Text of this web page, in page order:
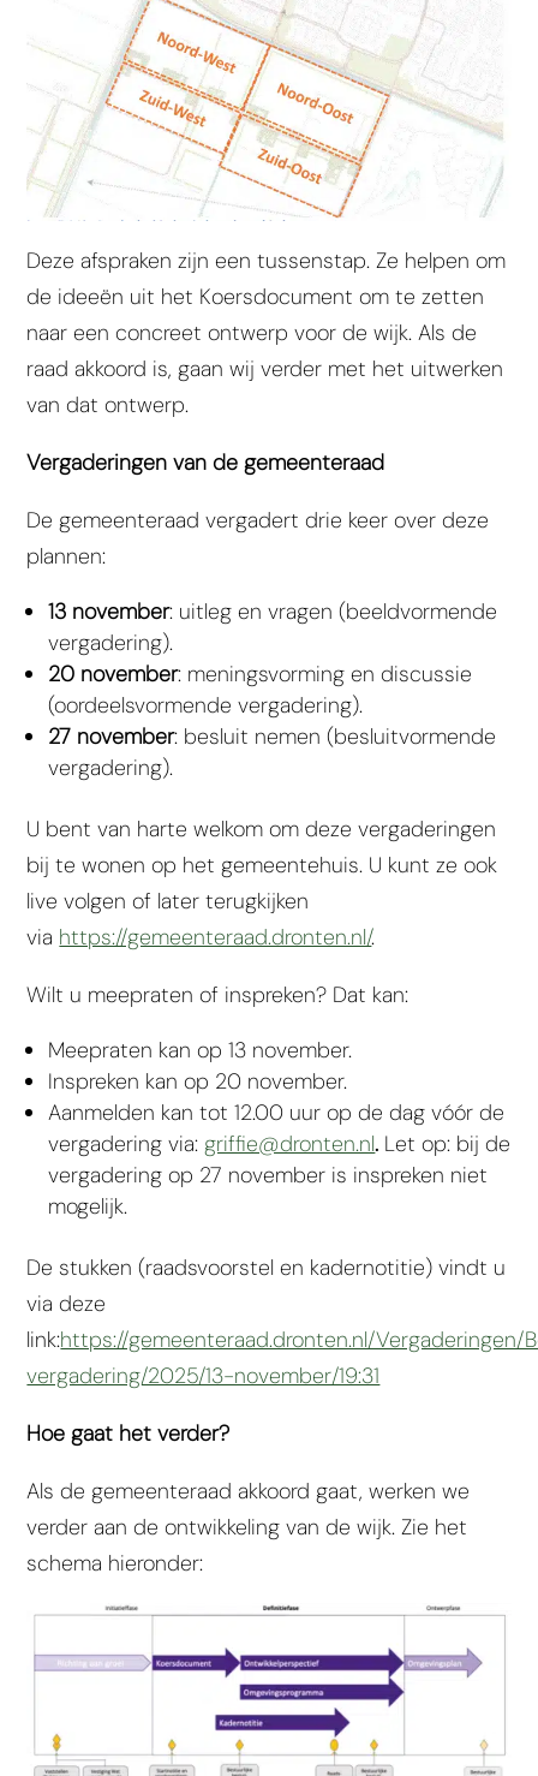
Deze afspraken zijn een tussenstap. Ze helpen om
de ideeën uit het Koersdocument om te zetten
naar een concreet ontwerp voor de wijk. Als de
raad akkoord is, gaan wij verder met het uitwerken
van dat ontwerp.
Vergaderingen van de gemeenteraad
De gemeenteraad vergadert drie keer over deze
plannen:
13 november: uitleg en vragen (beeldvormende
vergadering).
20 november: meningsvorming en discussie
(oordeelsvormende vergadering).
27 november: besluit nemen (besluitvormende
vergadering).
U bent van harte welkom om deze vergaderingen
bij te wonen op het gemeentehuis. U kunt ze ook
live volgen of later terugkijken
via https://gemeenteraad.dronten.nl/.
Wilt u meepraten of inspreken? Dat kan:
Meepraten kan op 13 november.
Inspreken kan op 20 november.
Aanmelden kan tot 12.00 uur op de dag vóór de
vergadering via: griffie@dronten.nl. Let op: bij de
vergadering op 27 november is inspreken niet
mogelijk.
De stukken (raadsvoorstel en kadernotitie) vindt u
via deze
link:https://gemeenteraad.dronten.nl/Vergaderingen/
vergadering/2025/13-november/19:31
Hoe gaat het verder?
Als de gemeenteraad akkoord gaat, werken we
verder aan de ontwikkeling van de wijk. Zie het
schema hieronder: